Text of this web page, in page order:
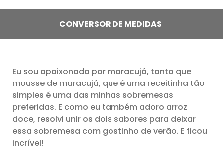
CONVERSOR DE MEDIDAS
Eu sou apaixonada por maracujá, tanto que
mousse de maracujá, que é uma receitinha tão
simples é uma das minhas sobremesas
preferidas. E como eu também adoro arroz
doce, resolvi unir os dois sabores para deixar
essa sobremesa com gostinho de verão. E ficou
incrível!